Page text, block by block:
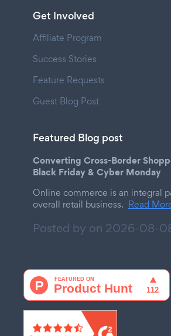
Get Involved
Affiliate Program
Success Stories
Feature Requests
Guest Blog Post
Featured Blog post
Converting Cross-Border
Black Friday & Cyber Monday
Online commerce is an integral
overall retail business. Read
Posted by on 2026-08-